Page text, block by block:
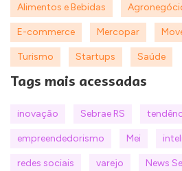
Alimentos e Bebidas
E-commerce Mercopar
Turismo Startups Saúde
Tags mais acessadas
inovação Sebrae RS
empreendedorismo Mei
redes sociais varejo News